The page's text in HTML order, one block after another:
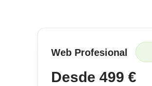
Web Profesional
Desde 499 €